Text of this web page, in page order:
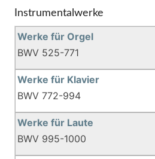
Instrumentalwerke
Werke für Orgel
BWV 525-771
Werke für Klavier
BWV 772-994
Werke für Laute
BWV 995-1000